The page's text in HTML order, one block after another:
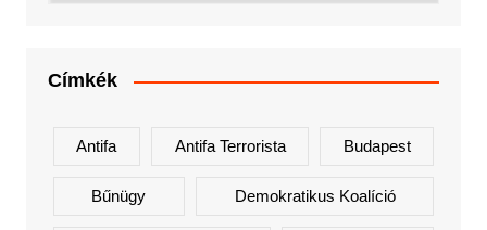
Címkék
Antifa Antifa Terrorista Budapest
Bűnügy Demokratikus Koalíció